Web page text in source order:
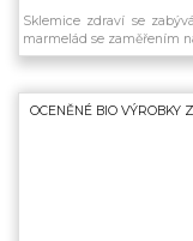
Sklemice zdraví se
marmelád se zaměřením
OCENĚNÉ BIO VÝROBKY